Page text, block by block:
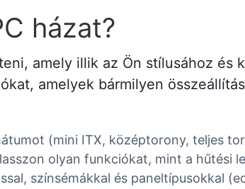
házat?
amely illik az Ön stílusához
amelyek bármilyen
(mini ITX, középtorony, teljes
olyan funkciókat, mint a hűtési
színsémákkal és paneltípusokkal